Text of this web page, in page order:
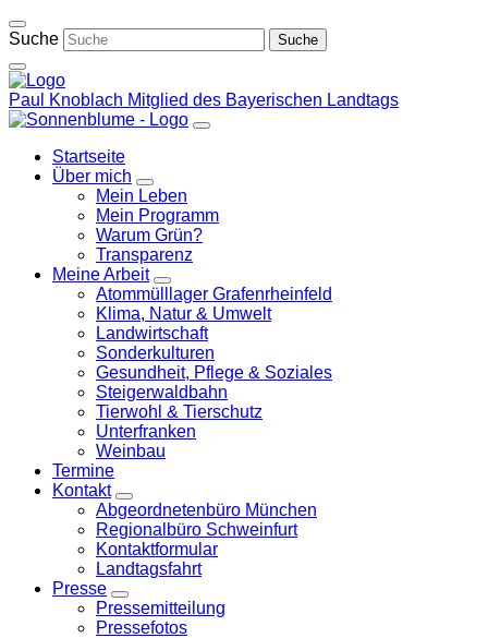
Weiter
zum
Suche
Paul Knoblach Mitglied des Bayerischen Landtags
Startseite
Über mich
Zeige
Untermenü
Mein Leben
Mein Programm
Warum Grün?
Transparenz
Meine Arbeit
Zeige
Untermenü
Atommülllager Grafenrheinfeld
Klima, Natur & Umwelt
Landwirtschaft
Sonderkulturen
Gesundheit, Pflege & Soziales
Steigerwaldbahn
Tierwohl & Tierschutz
Unterfranken
Weinbau
Termine
Kontakt
Zeige
Untermenü
Abgeordnetenbüro München
Regionalbüro Schweinfurt
Kontaktformular
Landtagsfahrt
Presse
Zeige
Untermenü
Pressemitteilung
Pressefotos